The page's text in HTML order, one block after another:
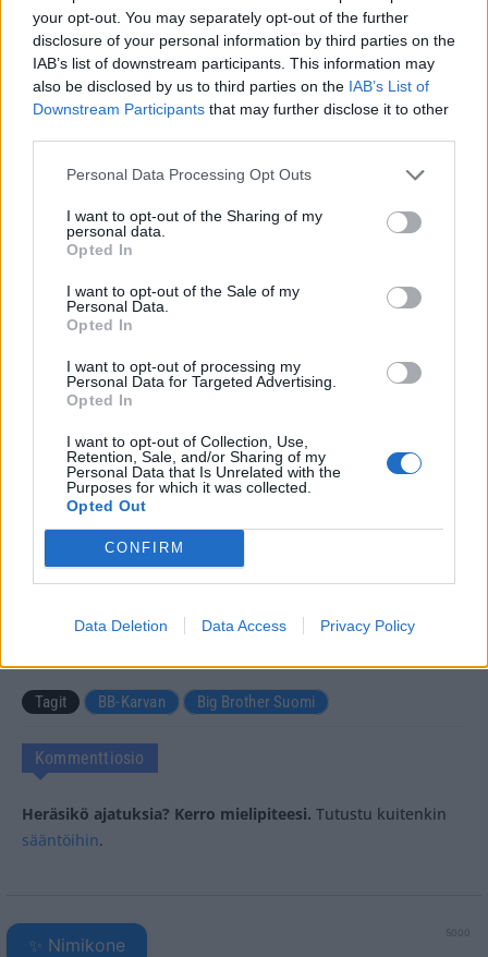
your opt-out. You may separately opt-out of the further
disclosure of your personal information by third parties on the
IAB’s list of downstream participants. This information may
also be disclosed by us to third parties on the IAB’s List of
Downstream Participants that may further disclose it to other
Personal Data Processing Opt Outs
I want to opt-out of the Sharing of my
personal data.
Opted In
I want to opt-out of the Sale of my
Personal Data.
Opted In
I want to opt-out of processing my
Personal Data for Targeted Advertising.
Opted In
I want to opt-out of Collection, Use,
Retention, Sale, and/or Sharing of my
Personal Data that Is Unrelated with the
Purposes for which it was collected.
Opted Out
CONFIRM
Data Deletion Data Access Privacy Policy
Seuraa Gekkosta Instagramissa
Kuvat: Nelonen media
Tagit BB-Karvan Big Brother Suomi
Kommenttiosio
Heräsikö ajatuksia? Kerro mielipiteesi. Tutustu kuitenkin
sääntöihin.
5000
✨ Nimikone